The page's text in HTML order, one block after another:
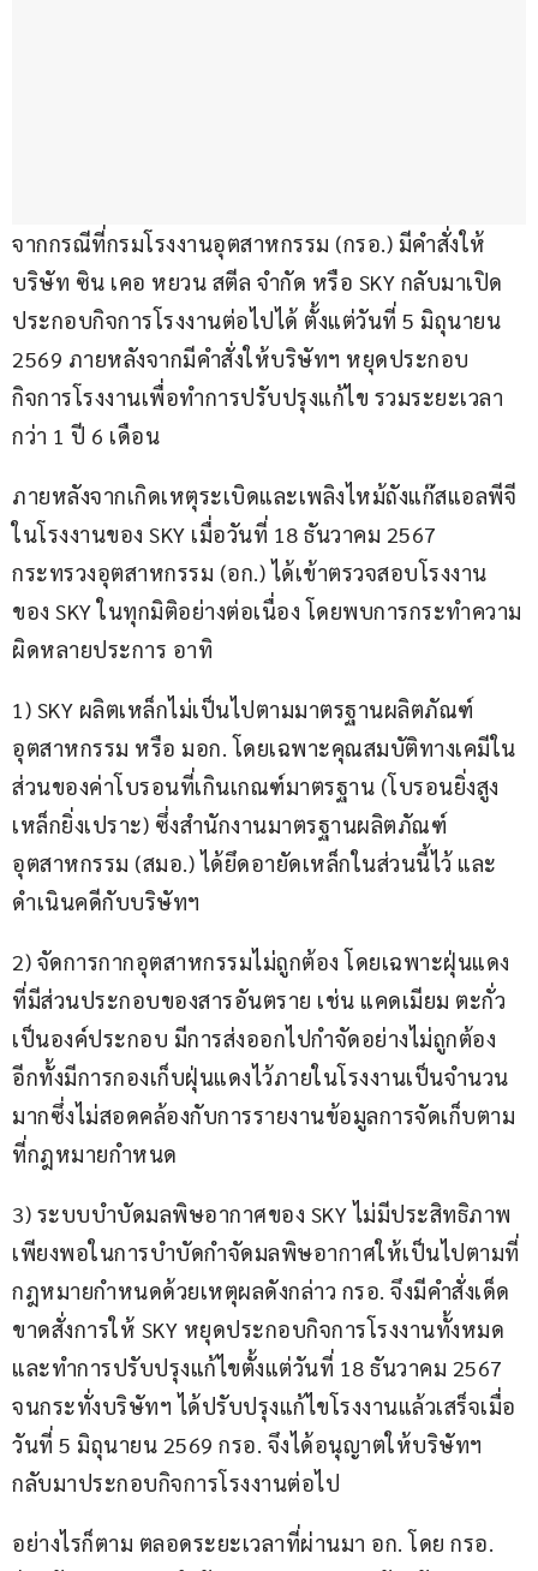
จากกรณีที่กรมโรงงานอุตสาหกรรม (กรอ.) มีคำสั่งให้
บริษัท ซิน เคอ หยวน สตีล จำกัด หรือ SKY กลับมาเปิด
ประกอบกิจการโรงงานต่อไปได้ ตั้งแต่วันที่ 5 มิถุนายน
2569 ภายหลังจากมีคำสั่งให้บริษัทฯ หยุดประกอบ
กิจการโรงงานเพื่อทำการปรับปรุงแก้ไข รวมระยะเวลา
กว่า 1 ปี 6 เดือน
ภายหลังจากเกิดเหตุระเบิดและเพลิงไหม้ถังแก๊สแอลพีจี
ในโรงงานของ SKY เมื่อวันที่ 18 ธันวาคม 2567
กระทรวงอุตสาหกรรม (อก.) ได้เข้าตรวจสอบโรงงาน
ของ SKY ในทุกมิติอย่างต่อเนื่อง โดยพบการกระทำความ
ผิดหลายประการ อาทิ
1) SKY ผลิตเหล็กไม่เป็นไปตามมาตรฐานผลิตภัณฑ์
อุตสาหกรรม หรือ มอก. โดยเฉพาะคุณสมบัติทางเคมีใน
ส่วนของค่าโบรอนที่เกินเกณฑ์มาตรฐาน (โบรอนยิ่งสูง
เหล็กยิ่งเปราะ) ซึ่งสำนักงานมาตรฐานผลิตภัณฑ์
อุตสาหกรรม (สมอ.) ได้ยึดอายัดเหล็กในส่วนนี้ไว้ และ
ดำเนินคดีกับบริษัทฯ
2) จัดการกากอุตสาหกรรมไม่ถูกต้อง โดยเฉพาะฝุ่นแดง
ที่มีส่วนประกอบของสารอันตราย เช่น แคดเมียม ตะกั่ว
เป็นองค์ประกอบ มีการส่งออกไปกำจัดอย่างไม่ถูกต้อง
อีกทั้งมีการกองเก็บฝุ่นแดงไว้ภายในโรงงานเป็นจำนวน
มากซึ่งไม่สอดคล้องกับการรายงานข้อมูลการจัดเก็บตาม
ที่กฎหมายกำหนด
3) ระบบบำบัดมลพิษอากาศของ SKY ไม่มีประสิทธิภาพ
เพียงพอในการบำบัดกำจัดมลพิษอากาศให้เป็นไปตามที่
กฎหมายกำหนดด้วยเหตุผลดังกล่าว กรอ. จึงมีคำสั่งเด็ด
ขาดสั่งการให้ SKY หยุดประกอบกิจการโรงงานทั้งหมด
และทำการปรับปรุงแก้ไขตั้งแต่วันที่ 18 ธันวาคม 2567
จนกระทั่งบริษัทฯ ได้ปรับปรุงแก้ไขโรงงานแล้วเสร็จเมื่อ
วันที่ 5 มิถุนายน 2569 กรอ. จึงได้อนุญาตให้บริษัทฯ
กลับมาประกอบกิจการโรงงานต่อไป
อย่างไรก็ตาม ตลอดระยะเวลาที่ผ่านมา อก. โดย กรอ.